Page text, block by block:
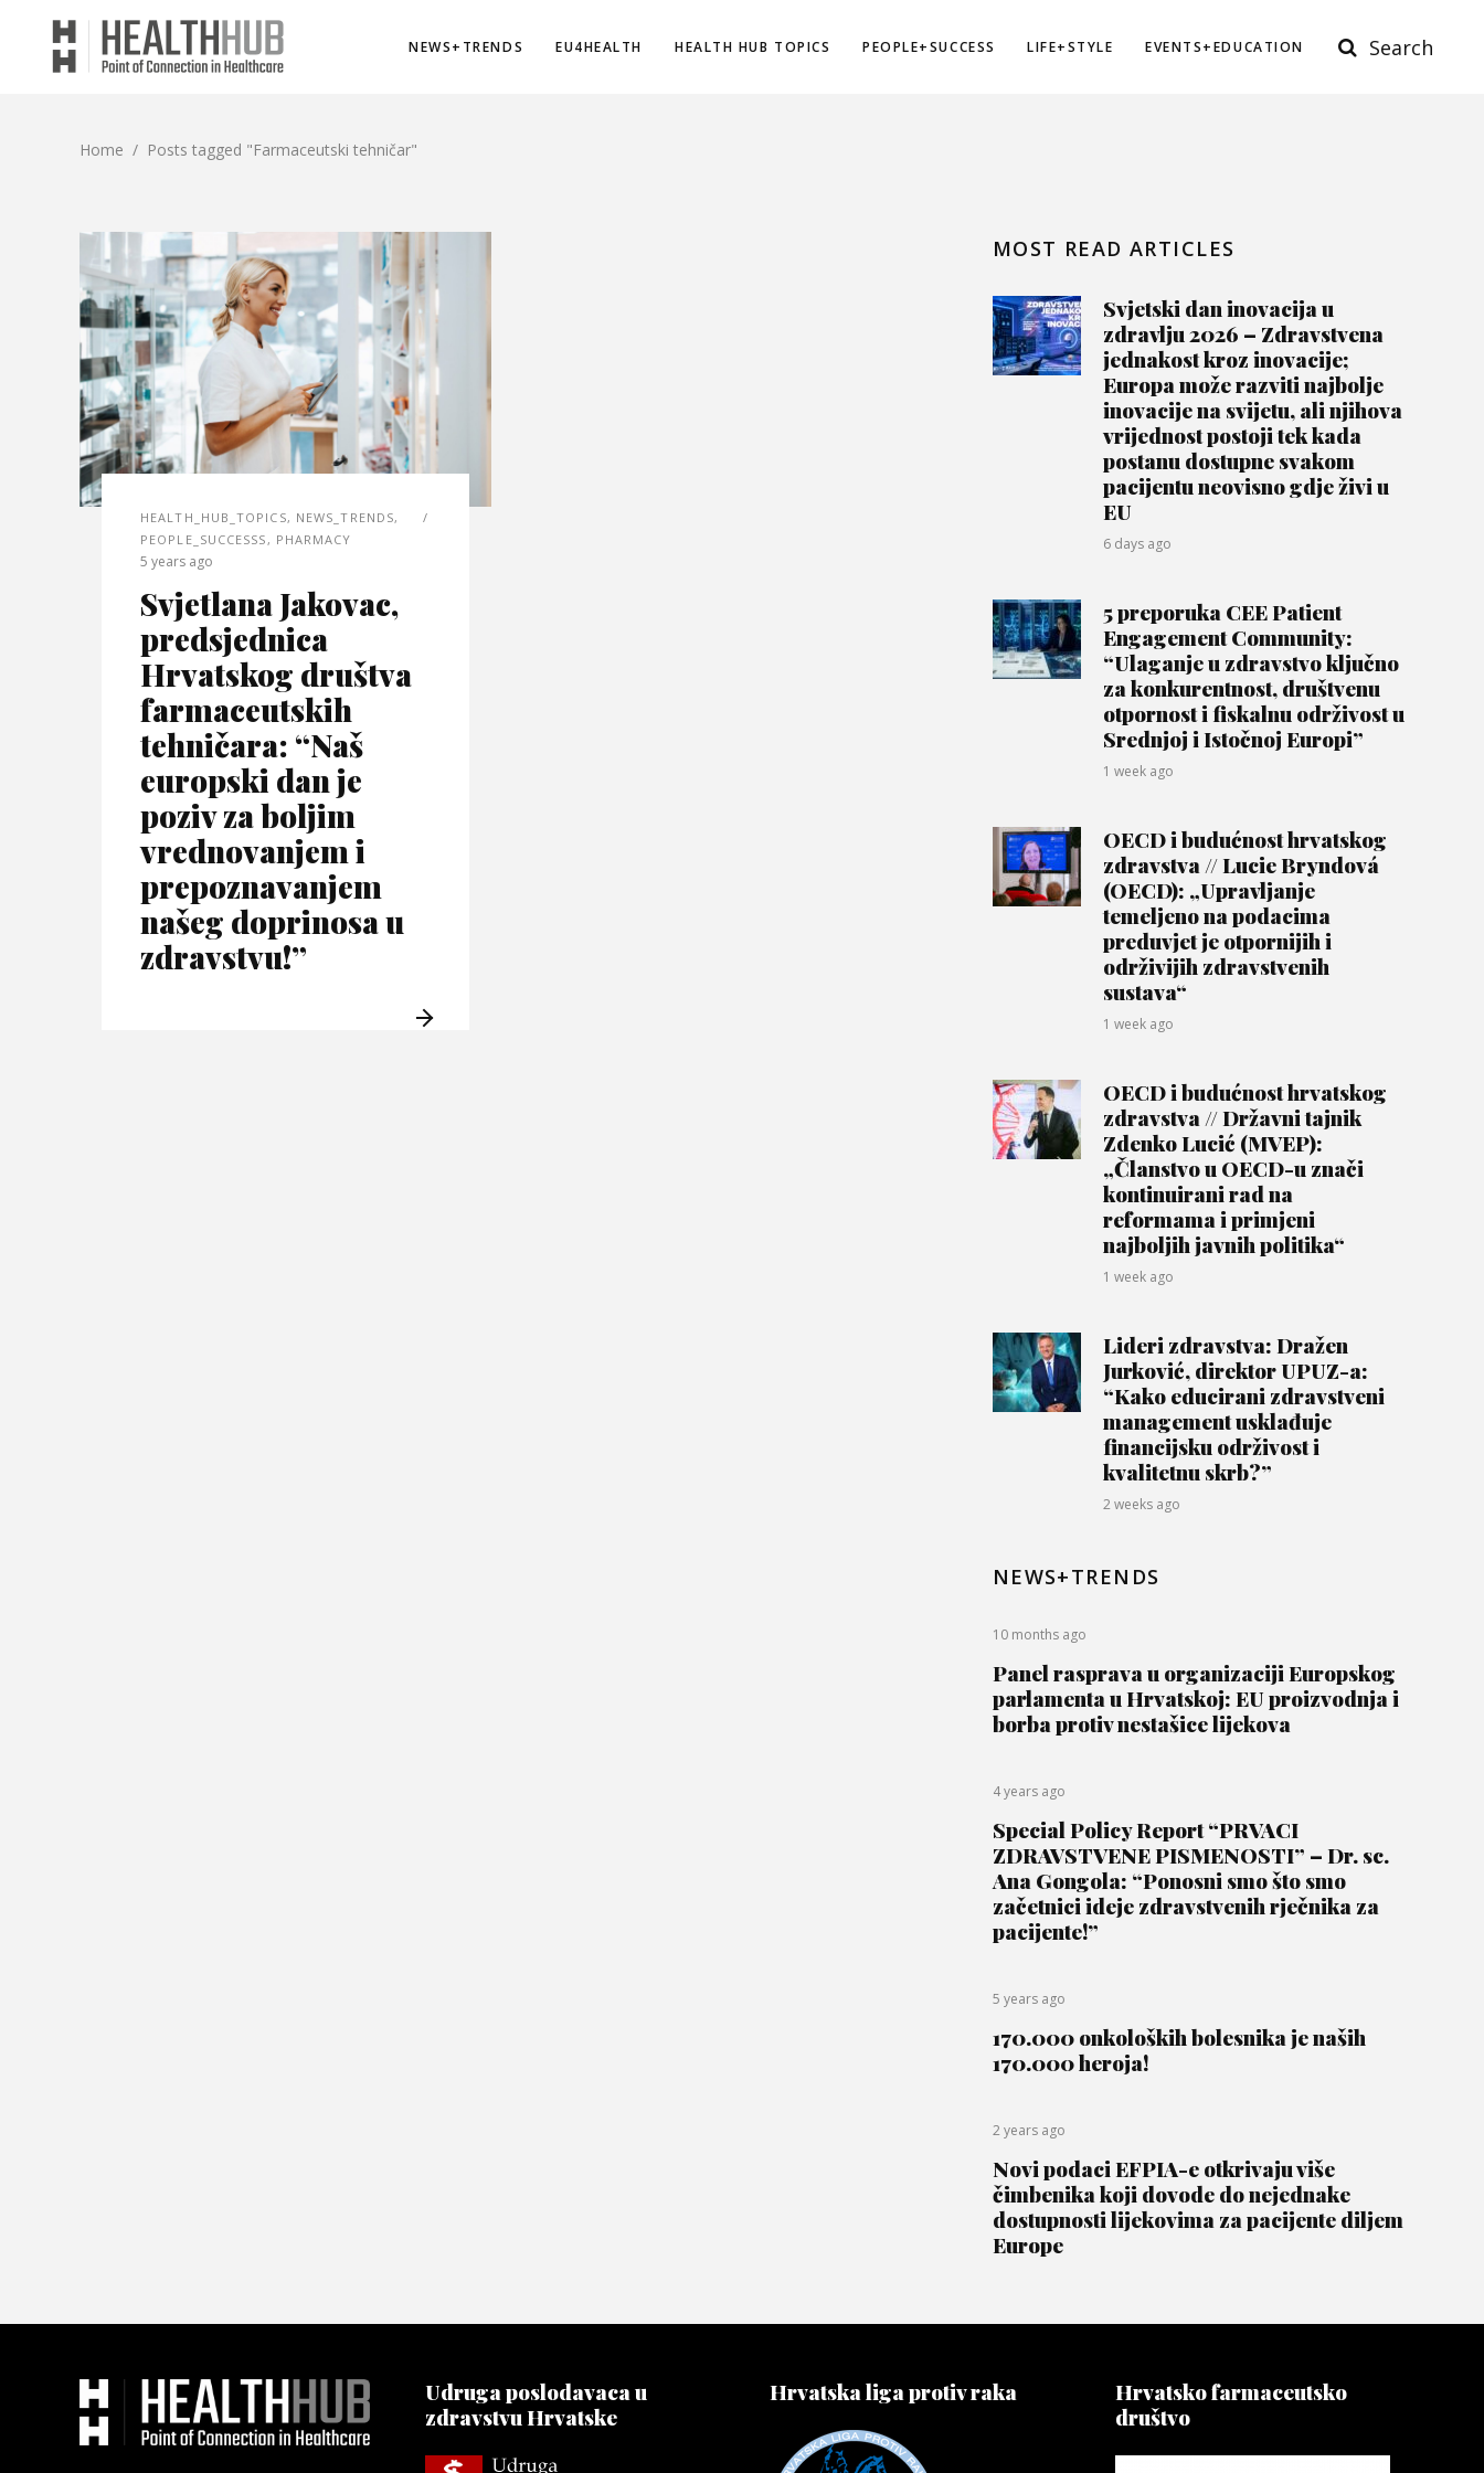
NEWS+TRENDS EU4HEALTH HEALTH HUB TOPICS PEOPLE+SUCCESS LIFE+STYLE EVENTS+EDUCATION Search
Home / Posts tagged "Farmaceutski tehničar"
HEALTH_HUB_TOPICS, NEWS_TRENDS,
PEOPLE_SUCCESSS , PHARMACY
5 years ago
Svjetlana Jakovac,
predsjednica
Hrvatskog društva
farmaceutskih
tehničara: “Naš
europski dan je
poziv za boljim
vrednovanjem i
prepoznavanjem
našeg doprinosa u
zdravstvu!”
MOST READ ARTICLES
Svjetski dan inovacija u
zdravlju 2026 – Zdravstvena
jednakost kroz inovacije;
Europa može razviti najbolje
inovacije na svijetu, ali njihova
vrijednost postoji tek kada
postanu dostupne svakom
pacijentu neovisno gdje živi u
EU
6 days ago
5 preporuka CEE Patient
Engagement Community:
“Ulaganje u zdravstvo ključno
za konkurentnost, društvenu
otpornost i fiskalnu održivost u
Srednjoj i Istočnoj Europi”
1 week ago
OECD i budućnost hrvatskog
zdravstva // Lucie Bryndová
(OECD): „Upravljanje
temeljeno na podacima
preduvjet je otpornijih i
održivijih zdravstvenih
sustava“
1 week ago
OECD i budućnost hrvatskog
zdravstva // Državni tajnik
Zdenko Lucić (MVEP):
„Članstvo u OECD-u znači
kontinuirani rad na
reformama i primjeni
najboljih javnih politika“
1 week ago
Lideri zdravstva: Dražen
Jurković, direktor UPUZ-a:
“Kako educirani zdravstveni
management usklađuje
financijsku održivost i
kvalitetnu skrb?”
2 weeks ago
NEWS+TRENDS
10 months ago
Panel rasprava u organizaciji Europskog
parlamenta u Hrvatskoj: EU proizvodnja i
borba protiv nestašice lijekova
4 years ago
Special Policy Report “PRVACI
ZDRAVSTVENE PISMENOSTI” – Dr. sc.
Ana Gongola: “Ponosni smo što smo
začetnici ideje zdravstvenih rječnika za
pacijente!”
5 years ago
170.000 onkoloških bolesnika je naših
170.000 heroja!
2 years ago
Novi podaci EFPIA-e otkrivaju više
čimbenika koji dovode do nejednake
dostupnosti lijekovima za pacijente diljem
Europe
Udruga poslodavaca u
zdravstvu Hrvatske
Hrvatska liga protiv raka
Hrvatsko farmaceutsko
društvo